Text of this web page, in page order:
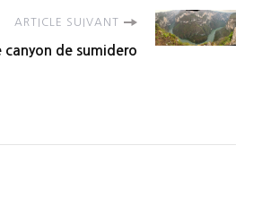
ARTICLE SUIVANT
canyon de sumidero